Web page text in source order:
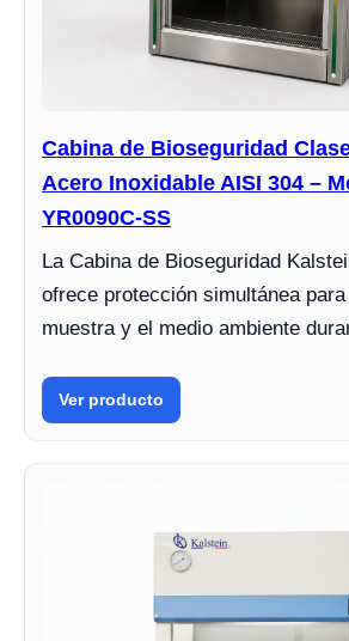
Cabina de Bioseguridad
Acero Inoxidable AISI 304 –
YR0090C-SS
La Cabina de Bioseguridad
ofrece protección simultánea
muestra y el medio ambiente
Ver producto